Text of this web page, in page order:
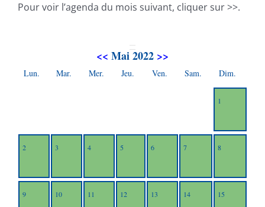
Pour voir l’agenda du mois suivant, cliquer sur >>.
<< Mai 2022 >>
Lun. Mar. Mer. Jeu. Ven. Sam. Dim.
1
2 3 4 5 6 7 8
9 10 11 12 13 14 15